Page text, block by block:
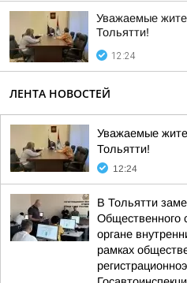
Уважаемые
Тольятти!
12:24
ЛЕНТА НОВОСТЕЙ
Уважаемые
Тольятти!
12:24
В Тольятти
Общественного
органе
рамках